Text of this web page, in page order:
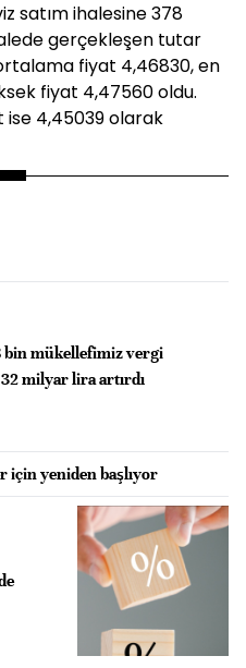
satım ihalesine 378
gerçekleşen tutar
fiyat 4,46830, en
fiyat 4,47560 oldu.
4,45039 olarak
bin mükellefimiz vergi
milyar lira artırdı
için yeniden başlıyor